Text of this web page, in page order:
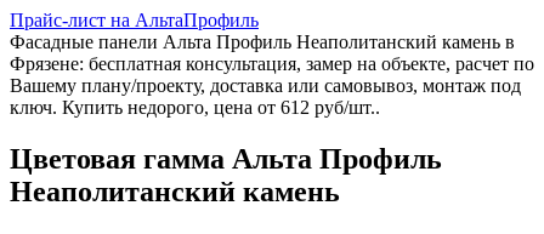
Прайс-лист на АльтаПрофиль
Фасадные панели Альта Профиль Неаполитанский камень в
Фрязене: бесплатная консультация, замер на объекте, расчет по
Вашему плану/проекту, доставка или самовывоз, монтаж под
ключ. Купить недорого, цена от 612 руб/шт..
Цветовая гамма Альта Профиль
Неаполитанский камень